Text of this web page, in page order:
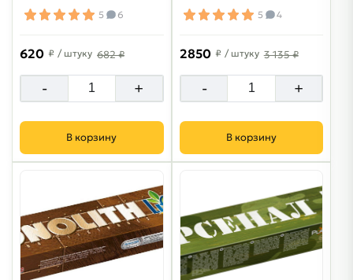
5 6
620 ₽ / штуку 682 ₽
- +
В корзину
5 4
2850 ₽ / штуку 3 135 ₽
- +
В корзину